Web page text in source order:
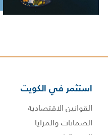
استثمر في الكويت
القوانين الاقتصادية
الضمانات والمزايا